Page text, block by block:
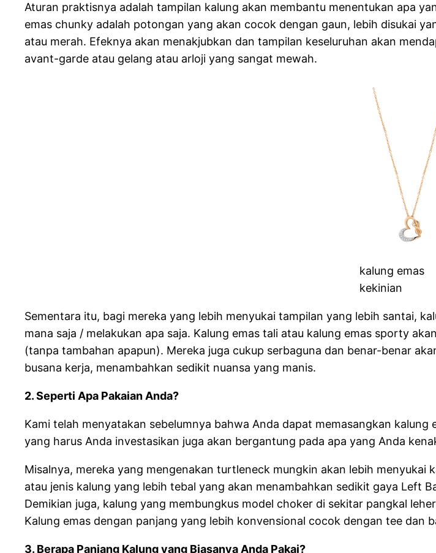
Aturan praktisnya adalah tampilan kalung akan membantu menentukan apa
emas chunky adalah potongan yang akan cocok dengan gaun, lebih disukai
atau merah. Efeknya akan menakjubkan dan tampilan keseluruhan akan
avant-garde atau gelang atau arloji yang sangat mewah.
kalung emas
kekinian
Sementara itu, bagi mereka yang lebih menyukai tampilan yang lebih santai,
mana saja / melakukan apa saja. Kalung emas tali atau kalung emas sporty
(tanpa tambahan apapun). Mereka juga cukup serbaguna dan benar-benar
busana kerja, menambahkan sedikit nuansa yang manis.
2. Seperti Apa Pakaian Anda?
Kami telah menyatakan sebelumnya bahwa Anda dapat memasangkan
yang harus Anda investasikan juga akan bergantung pada apa yang Anda
Misalnya, mereka yang mengenakan turtleneck mungkin akan lebih
atau jenis kalung yang lebih tebal yang akan menambahkan sedikit gaya Left
Demikian juga, kalung yang membungkus model choker di sekitar pangkal
Kalung emas dengan panjang yang lebih konvensional cocok dengan tee dan
3. Berapa Panjang Kalung yang Biasanya Anda Pakai?